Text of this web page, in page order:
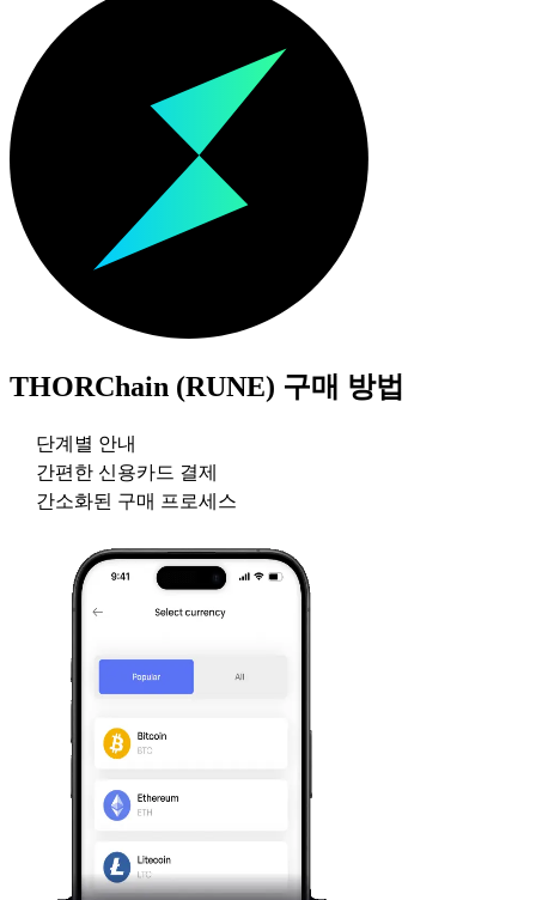
THORChain (RUNE) 구매 방법
단계별 안내
간편한 신용카드 결제
간소화된 구매 프로세스